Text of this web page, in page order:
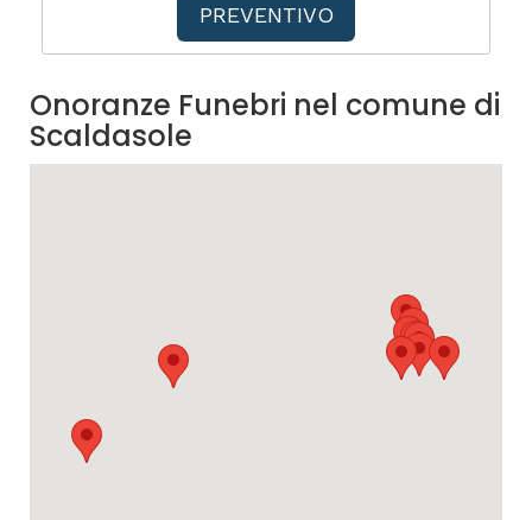
PREVENTIVO
Onoranze Funebri nel comune di
Scaldasole